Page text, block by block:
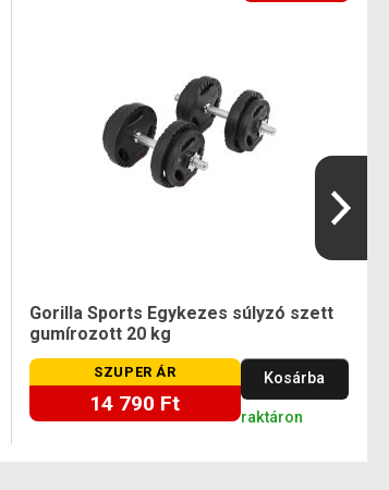
Gorilla Sports Egykezes súlyzó szett
gumírozott 20 kg
SZUPER ÁR
14 790 Ft
Kosárba
raktáron